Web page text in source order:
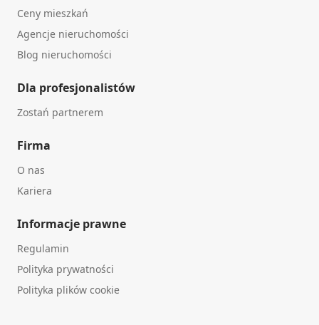
Ceny mieszkań
Agencje nieruchomości
Blog nieruchomości
Dla profesjonalistów
Zostań partnerem
Firma
O nas
Kariera
Informacje prawne
Regulamin
Polityka prywatności
Polityka plików cookie